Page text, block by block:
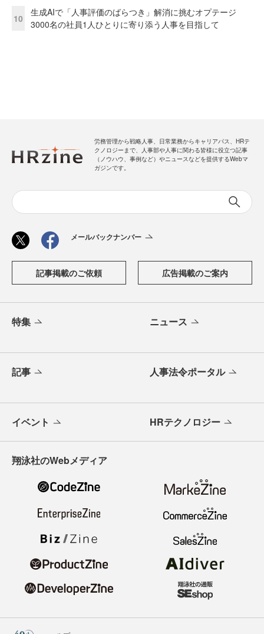
10
生成AIで「人事評価のばらつき」解消に挑むオプテージ
3000名の社員1人ひとりに寄り添う人事を目指して
労務管理から戦略人事、日常業務からキャリアパス、HRテ
クノロジーまで、人事部や人事に関わる皆様に役立つ記事
（ノウハウ、事例など）やニュースなどを提供するWebマ
ガジンです。
メールバックナンバー
記事掲載のご依頼 広告掲載のご案内
特集 ニュース
記事 人事法令ポータル
イベント HRテクノロジー
翔泳社のWebメディア